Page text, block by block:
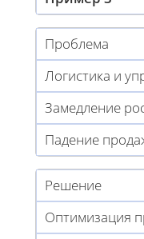
Проблема
Логистика и
Замедление
Падение
Решение
Оптимизация